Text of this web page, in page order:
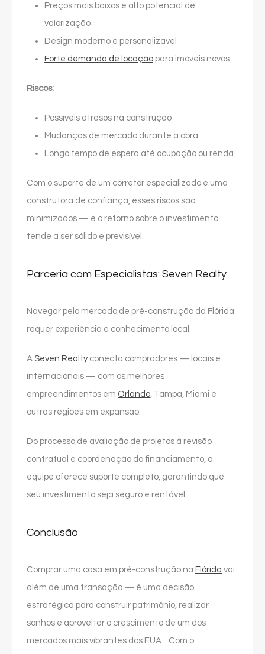
Preços mais baixos e alto potencial de
valorização
Design moderno e personalizável
Forte demanda de locação para imóveis novos
Riscos:
Possíveis atrasos na construção
Mudanças de mercado durante a obra
Longo tempo de espera até ocupação ou renda
Com o suporte de um corretor especializado e uma
construtora de confiança, esses riscos são
minimizados — e o retorno sobre o investimento
tende a ser sólido e previsível.
Parceria com Especialistas: Seven Realty
Navegar pelo mercado de pré-construção da Flórida
requer experiência e conhecimento local.
A Seven Realty conecta compradores — locais e
internacionais — com os melhores
empreendimentos em Orlando, Tampa, Miami e
outras regiões em expansão.
Do processo de avaliação de projetos à revisão
contratual e coordenação do financiamento, a
equipe oferece suporte completo, garantindo que
seu investimento seja seguro e rentável.
Conclusão
Comprar uma casa em pré-construção na Flórida vai
além de uma transação — é uma decisão
estratégica para construir patrimônio, realizar
sonhos e aproveitar o crescimento de um dos
mercados mais vibrantes dos EUA. Com o